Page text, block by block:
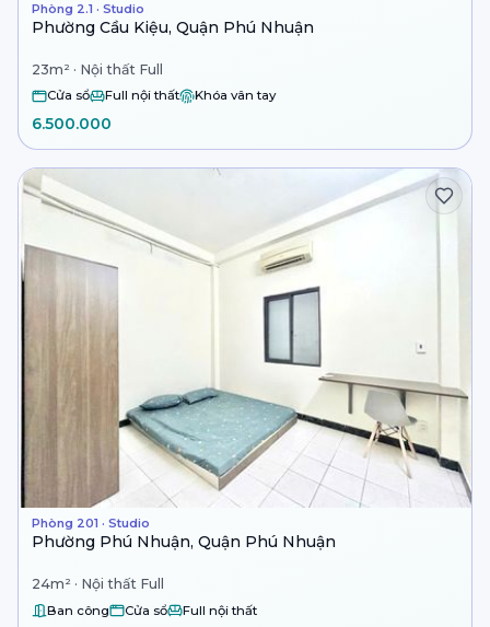
Phòng 2.1 · Studio
Phường Cầu Kiệu, Quận Phú Nhuận
23m² · Nội thất Full
Cửa sổ Full nội thất Khóa vân tay
6.500.000
Phòng 201 · Studio
Phường Phú Nhuận, Quận Phú Nhuận
24m² · Nội thất Full
Ban công Cửa sổ Full nội thất